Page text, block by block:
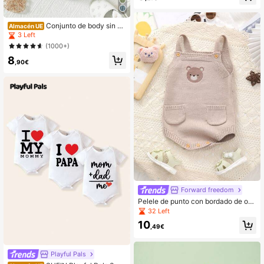
Almacén UE Conjunto de body sin m
angas casual y lindo para bebé niñ
o, apto para bebés de 0 a 2 años
3 Left
(1000+)
8 ,90€
Playful Pals
Forward freedom
Pelele de punto con bordado de oso
vintage para bebé niño, verano
32 Left
10,49€